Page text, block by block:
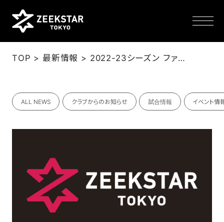
NEWS
TEAM
SCHEDULE
TICKET
TOP > 最新情報 > 2022-23シーズン ファン感謝祭「ZEEK FES22-23」当日のご案内
ALL NEWS クラブからのお知らせ 試合情報 イベント情